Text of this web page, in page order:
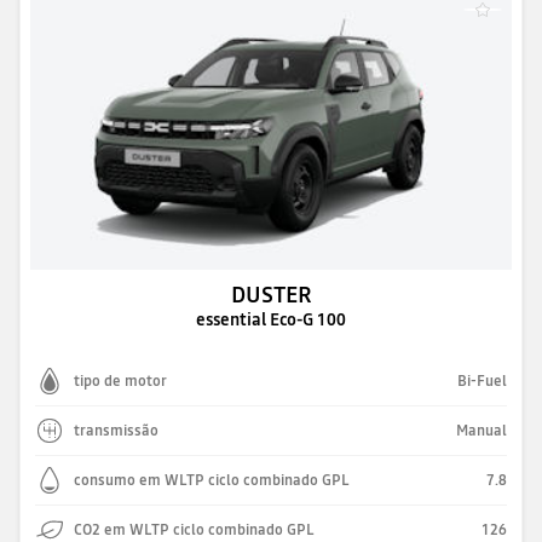
DUSTER
essential Eco-G 100
tipo de motor Bi-Fuel
transmissão Manual
consumo em WLTP ciclo combinado GPL 7.8
CO2 em WLTP ciclo combinado GPL 126